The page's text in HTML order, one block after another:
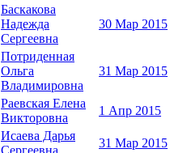
Баскакова
Надежда
Сергеевна
30 Мар 2015
Потриденная
Ольга
Владимировна
31 Мар 2015
Раевская Елена
Викторовна
1 Апр 2015
Исаева Дарья
31 Мар 2015